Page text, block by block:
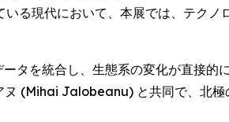
る現代において、本展では、テクノ
タを統合し、生態系の変化が直接的
ヌ (Mihai Jalobeanu) と共同で、北極